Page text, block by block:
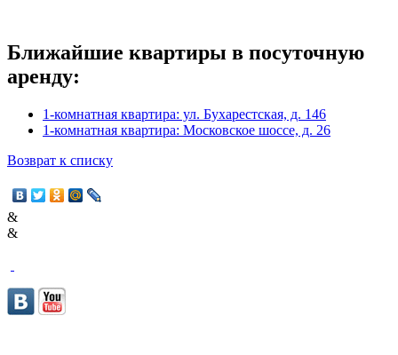
Ближайшие квартиры в посуточную
аренду:
1-комнатная квартира: ул. Бухарестская, д. 146
1-комнатная квартира: Московское шоссе, д. 26
Возврат к списку
&
&